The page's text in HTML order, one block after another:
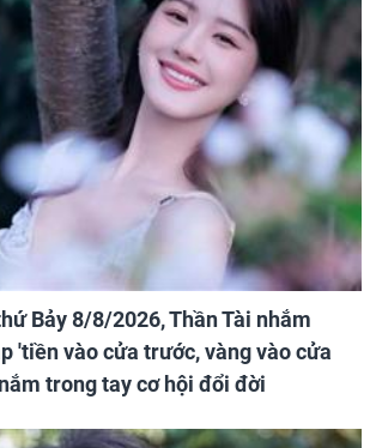
Bảy 8/8/2026, Thần Tài nhắm
'tiền vào cửa trước, vàng vào cửa
trong tay cơ hội đổi đời